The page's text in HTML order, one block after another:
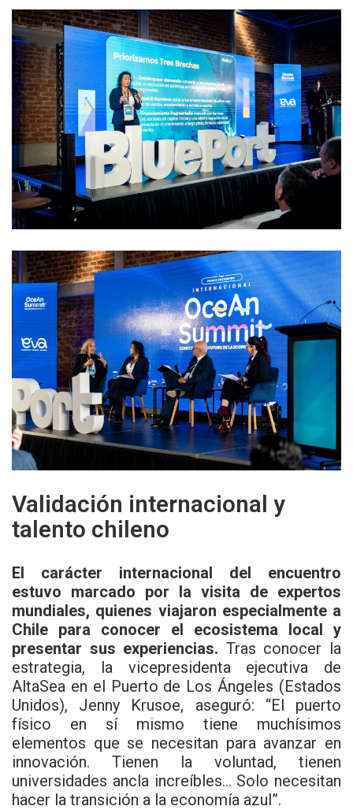
Validación internacional y
talento chileno
El carácter internacional del encuentro
estuvo marcado por la visita de expertos
mundiales, quienes viajaron especialmente a
Chile para conocer el ecosistema local y
presentar sus experiencias. Tras conocer la
estrategia, la vicepresidenta ejecutiva de
AltaSea en el Puerto de Los Ángeles (Estados
Unidos), Jenny Krusoe, aseguró: “El puerto
físico en sí mismo tiene muchísimos
elementos que se necesitan para avanzar en
innovación. Tienen la voluntad, tienen
universidades ancla increíbles… Solo necesitan
hacer la transición a la economía azul”.